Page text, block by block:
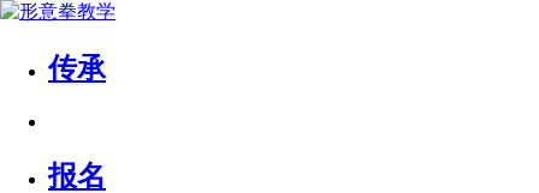
传承
报名